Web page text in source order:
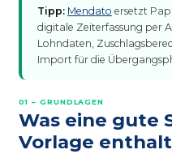
Tipp: Mendato ersetzt
digitale Zeiterfassung per
Lohndaten,
Import für die
01 – GRUNDLAGEN
Was eine gute
Vorlage